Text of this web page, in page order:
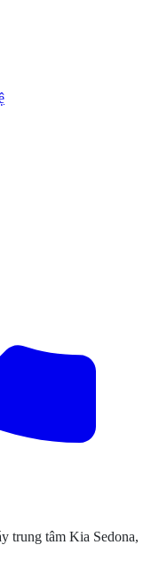
trung tâm Kia Sedona,